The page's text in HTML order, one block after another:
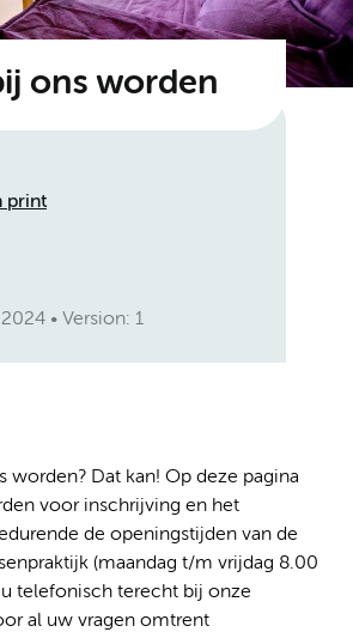
ons worden
print
Version: 1
worden? Dat kan! Op deze pagina
voor inschrijving en het
de openingstijden van de
(maandag t/m vrijdag 8.00
telefonisch terecht bij onze
al uw vragen omtrent